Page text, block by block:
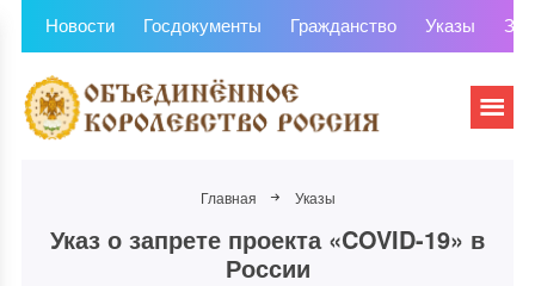
Новости Госдокументы Гражданство Указы
Главная Указы
Указ о запрете проекта «COVID-19» в
России